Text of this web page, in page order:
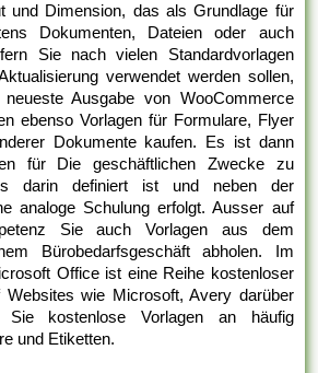
und Dimension, das als Grundlage für
Dokumenten, Dateien oder auch
Sie nach vielen Standardvorlagen
verwendet werden sollen,
Ausgabe von WooCommerce
ebenso Vorlagen für Formulare, Flyer
Dokumente kaufen. Es ist dann
für Die geschäftlichen Zwecke zu
darin definiert ist und neben der
analoge Schulung erfolgt. Ausser auf
Sie auch Vorlagen aus dem
Bürobedarfsgeschäft abholen. Im
Office ist eine Reihe kostenloser
Websites wie Microsoft, Avery darüber
kostenlose Vorlagen an häufig
und Etiketten.